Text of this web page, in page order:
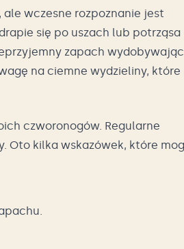
wczesne rozpoznanie jest
się po uszach lub potrząsa
zapach
na ciemne wydzieliny, które
czworonogów. Regularne
Oto kilka wskazówek, które